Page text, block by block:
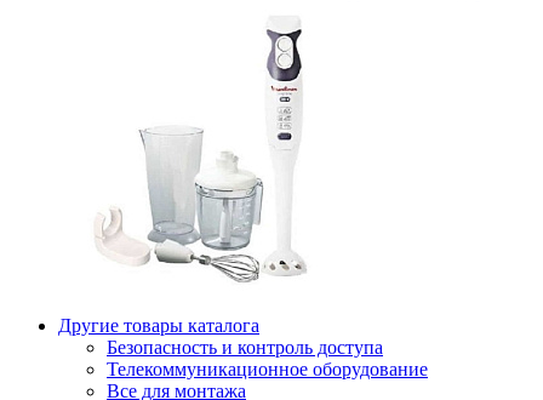
Другие товары каталога
Безопасность и контроль доступа
Телекоммуникационное оборудование
Все для монтажа